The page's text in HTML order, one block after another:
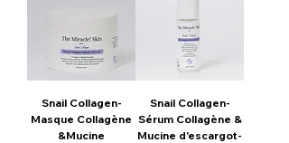
Snail Collagen-
Masque Collagène
&Mucine
Snail Collagen-
Sérum Collagène &
Mucine d'escargot-